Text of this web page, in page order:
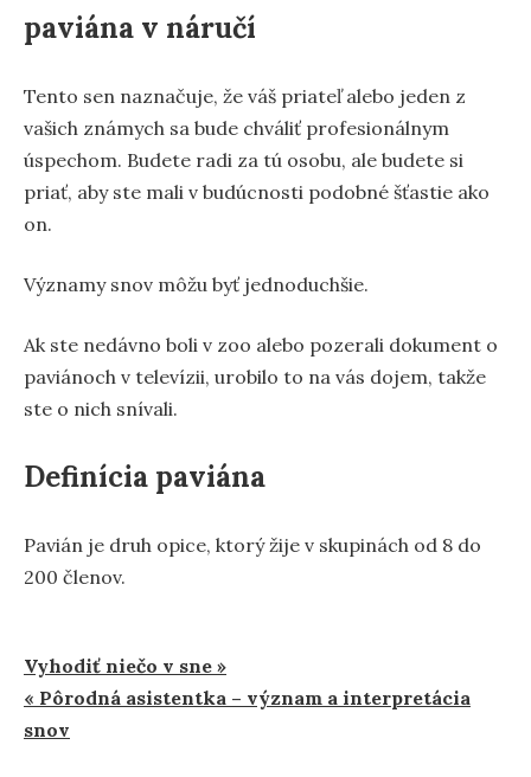
paviána v náručí
Tento sen naznačuje, že váš priateľ alebo jeden z
vašich známych sa bude chváliť profesionálnym
úspechom. Budete radi za tú osobu, ale budete si
priať, aby ste mali v budúcnosti podobné šťastie ako
on.
Významy snov môžu byť jednoduchšie.
Ak ste nedávno boli v zoo alebo pozerali dokument o
paviánoch v televízii, urobilo to na vás dojem, takže
ste o nich snívali.
Definícia paviána
Pavián je druh opice, ktorý žije v skupinách od 8 do
200 členov.
Navigácia
v
Vyhodiť niečo v sne »
« Pôrodná asistentka – význam a interpretácia
snov